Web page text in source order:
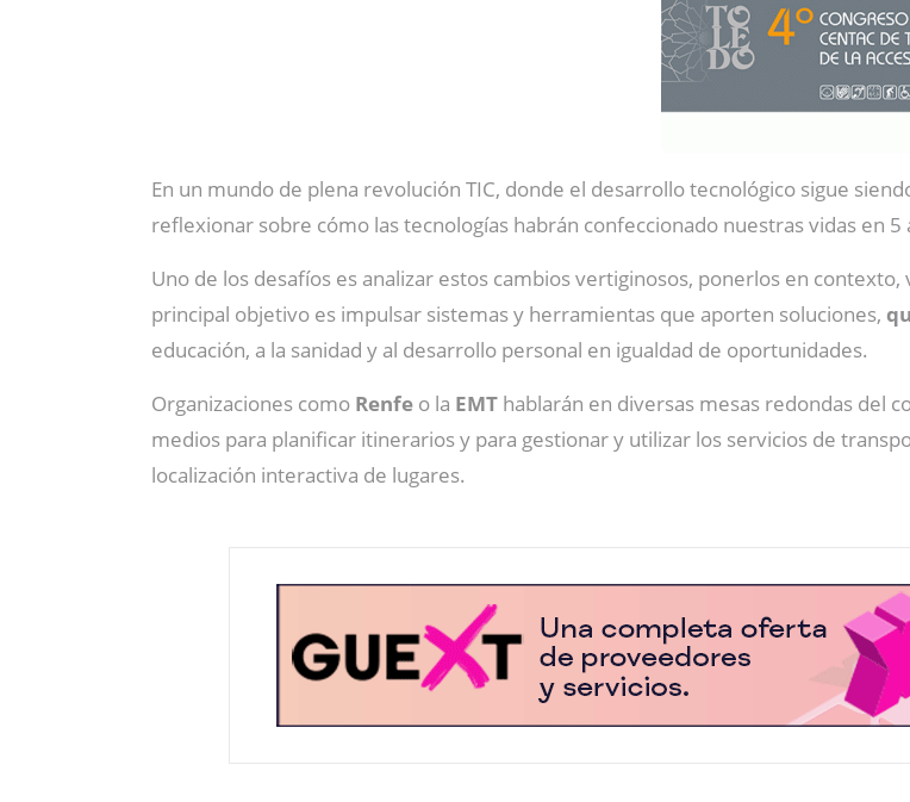
En un mundo de plena revolución TIC, donde el desarrollo tecnológico sigue
reflexionar sobre cómo las tecnologías habrán confeccionado nuestras vidas en
Uno de los desafíos es analizar estos cambios vertiginosos, ponerlos en
principal objetivo es impulsar sistemas y herramientas que aporten soluciones,
educación, a la sanidad y al desarrollo personal en igualdad de oportunidades.
Organizaciones como Renfe o la EMT hablarán en diversas mesas redondas del
medios para planificar itinerarios y para gestionar y utilizar los servicios de
localización interactiva de lugares.